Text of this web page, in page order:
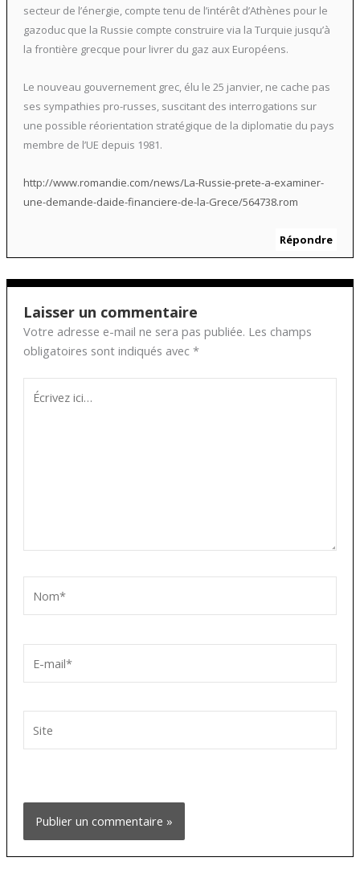
secteur de l’énergie, compte tenu de l’intérêt d’Athènes pour le
gazoduc que la Russie compte construire via la Turquie jusqu’à
la frontière grecque pour livrer du gaz aux Européens.
Le nouveau gouvernement grec, élu le 25 janvier, ne cache pas
ses sympathies pro-russes, suscitant des interrogations sur
une possible réorientation stratégique de la diplomatie du pays
membre de l’UE depuis 1981.
http://www.romandie.com/news/La-Russie-prete-a-examiner-
une-demande-daide-financiere-de-la-Grece/564738.rom
Répondre
Laisser un commentaire
Votre adresse e-mail ne sera pas publiée. Les champs
obligatoires sont indiqués avec *
ici…
mail*